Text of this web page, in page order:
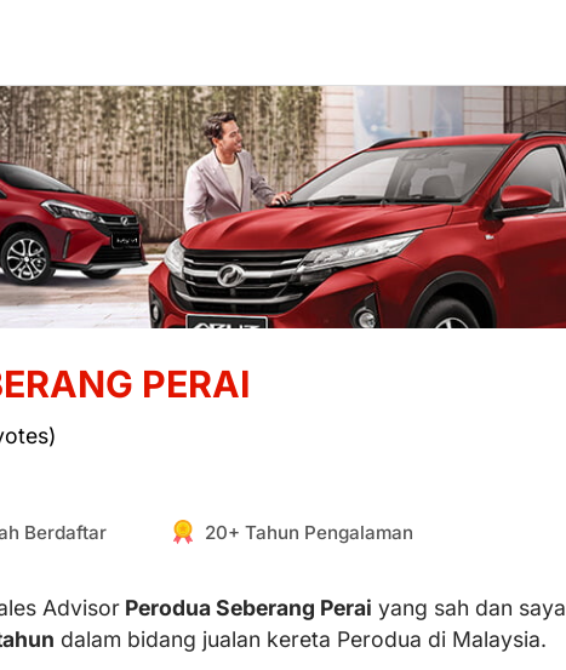
PERAI
Berdaftar 20+ Tahun Pengalaman
Advisor Perodua Seberang Perai yang sah dan saya
dalam bidang jualan kereta Perodua di Malaysia.